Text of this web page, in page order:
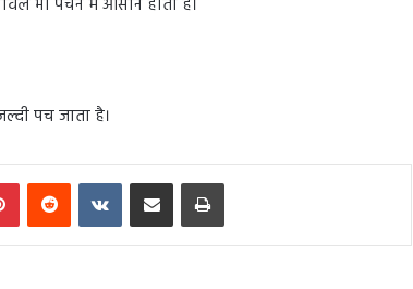
भी पचने में आसान होता है।
पच जाता है।
PinterestReddit VKontakteShare via Email Print